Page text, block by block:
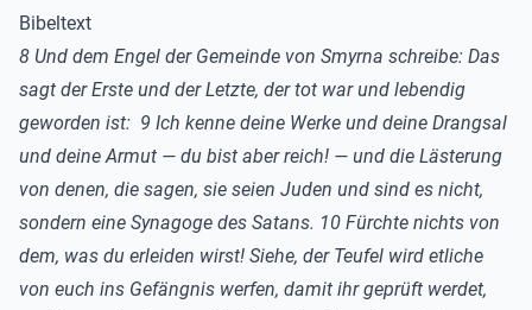
Bibeltext
8 Und dem Engel der Gemeinde von Smyrna schreibe: Das
sagt der Erste und der Letzte, der tot war und lebendig
geworden ist: 9 Ich kenne deine Werke und deine Drangsal
und deine Armut — du bist aber reich! — und die Lästerung
von denen, die sagen, sie seien Juden und sind es nicht,
sondern eine Synagoge des Satans. 10 Fürchte nichts von
dem, was du erleiden wirst! Siehe, der Teufel wird etliche
von euch ins Gefängnis werfen, damit ihr geprüft werdet,